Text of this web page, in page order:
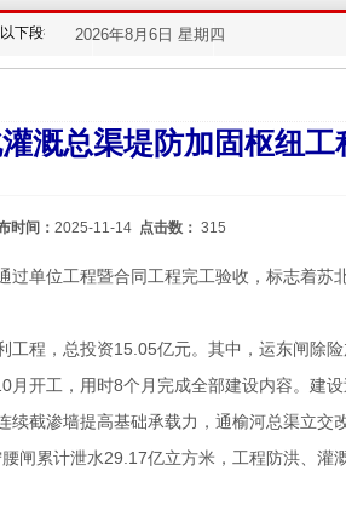
下段行洪区调整和建设工... ▪ 【中国水利报】苏
2026年8月6日 星期四
灌溉总渠堤防加固枢纽
时间： 2025-11-14 点击数： 315
单位工程暨合同工程完工验收，标志着苏
程，总投资15.05亿元。其中，运东闸除
开工，用时8个月完成全部建设内容。建
截渗墙提高基础承载力，通榆河总渠立交
闸累计泄水29.17亿立方米，工程防洪、